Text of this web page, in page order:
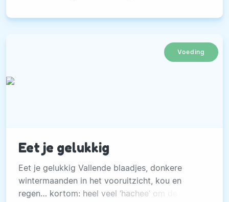
rode vaatjes.
Voeding
Eet je gelukkig
Eet je gelukkig Vallende blaadjes, donkere
wintermaanden in het vooruitzicht, kou en
regen… kortom: heel veel ‘hachee’ om de